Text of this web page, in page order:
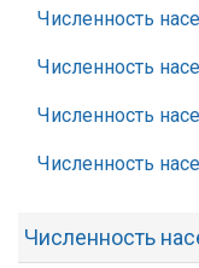
Численность
Численность
Численность
Численность
Численность